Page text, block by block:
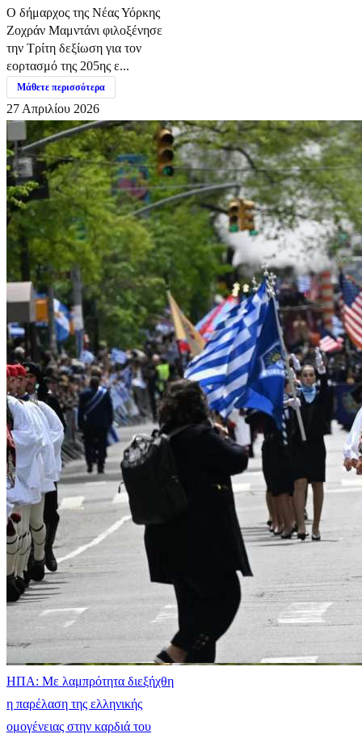
Ο δήμαρχος της Νέας Υόρκης
Ζοχράν Μαμντάνι φιλοξένησε
την Τρίτη δεξίωση για τον
εορτασμό της 205ης ε...
Μάθετε περισσότερα
27 Απριλίου 2026
ΗΠΑ: Με λαμπρότητα διεξήχθη
η παρέλαση της ελληνικής
ομογένειας στην καρδιά του